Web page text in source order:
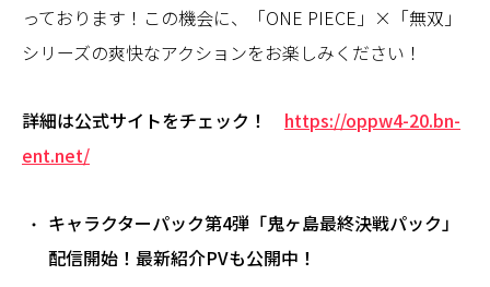
っております！この機会に、「ONE PIECE」×「無双」
シリーズの爽快なアクションをお楽しみください！
詳細は公式サイトをチェック！ https://oppw4-20.bn-
ent.net/
キャラクターパック第4弾「鬼ヶ島最終決戦パック」
配信開始！最新紹介PVも公開中！